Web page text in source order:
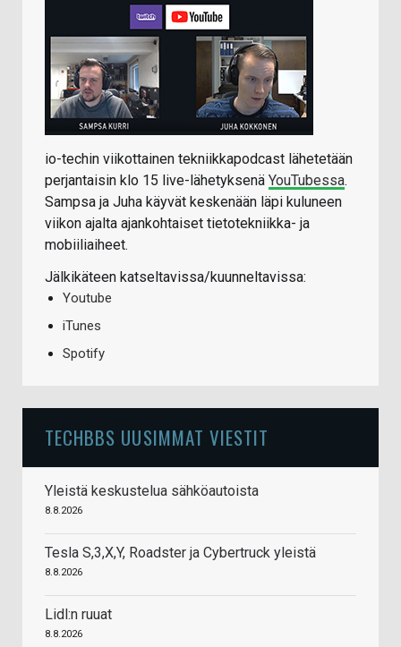
io-techin viikottainen tekniikkapodcast lähetetään
perjantaisin klo 15 live-lähetyksenä YouTubessa.
Sampsa ja Juha käyvät keskenään läpi kuluneen
viikon ajalta ajankohtaiset tietotekniikka- ja
mobiiliaiheet.
Jälkikäteen katseltavissa/kuunneltavissa:
Youtube
iTunes
Spotify
TECHBBS UUSIMMAT VIESTIT
Yleistä keskustelua sähköautoista
8.8.2026
Tesla S,3,X,Y, Roadster ja Cybertruck yleistä
8.8.2026
Lidl:n ruuat
8.8.2026